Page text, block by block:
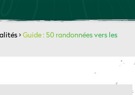
>Guide : 50 randonnées vers les